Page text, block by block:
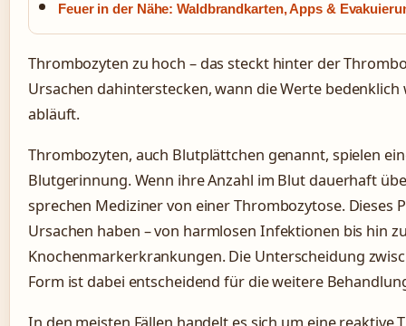
Feuer in der Nähe: Waldbrandkarten, Apps &
Thrombozyten zu hoch – das steckt hinter der
Ursachen dahinterstecken, wann die Werte
abläuft.
Thrombozyten, auch Blutplättchen genannt, spielen
Blutgerinnung. Wenn ihre Anzahl im Blut dauerhaft
sprechen Mediziner von einer Thrombozytose. Dieses
Ursachen haben – von harmlosen Infektionen bis hin
Knochenmarkerkrankungen. Die Unterscheidung
Form ist dabei entscheidend für die weitere